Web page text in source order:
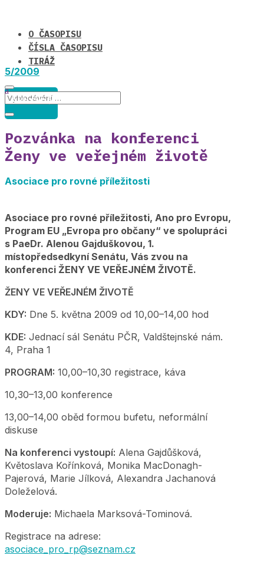
O ČASOPISU
ČÍSLA ČASOPISU
TIRÁŽ
5/2009
Aktuálně
Pozvánka na konferenci
Ženy ve veřejném životě
Asociace pro rovné příležitosti
Asociace pro rovné příležitosti, Ano pro Evropu,
Program EU „Evropa pro občany“ ve spolupráci
s PaeDr. Alenou Gajduškovou, 1.
místopředsedkyní Senátu, Vás zvou na
konferenci ŽENY VE VEŘEJNÉM ŽIVOTĚ.
ŽENY VE VEŘEJNÉM ŽIVOTĚ
KDY: Dne 5. května 2009 od 10,00–14,00 hod
KDE: Jednací sál Senátu PČR, Valdštejnské nám.
4, Praha 1
PROGRAM: 10,00–10,30 registrace, káva
10,30–13,00 konference
13,00–14,00 oběd formou bufetu, neformální
diskuse
Na konferenci vystoupí: Alena Gajdůšková,
Květoslava Kořínková, Monika MacDonagh-
Pajerová, Marie Jílková, Alexandra Jachanová
Doleželová.
Moderuje: Michaela Marksová-Tominová.
Registrace na adrese:
asociace_pro_rp@seznam.cz